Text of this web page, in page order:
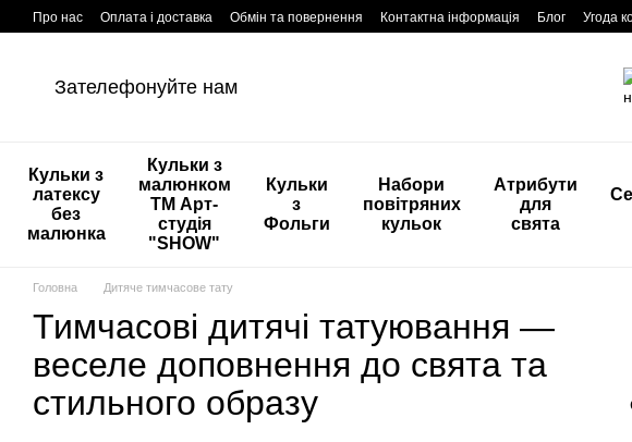
Перейти к основному контенту
Про нас Оплата і доставка Обмін та повернення Контактна інформація Блог Угода
Зателефонуйте нам
Кульки з
латексу
без
малюнка
Кульки з
малюнком
ТМ Арт-
студія
"SHOW"
Кульки
з
Фольги
Набори
повітряних
кульок
Атрибути
для
свята
Головна Дитяче тимчасове тату
Тимчасові дитячі татуювання —
веселе доповнення до свята та
стильного образу